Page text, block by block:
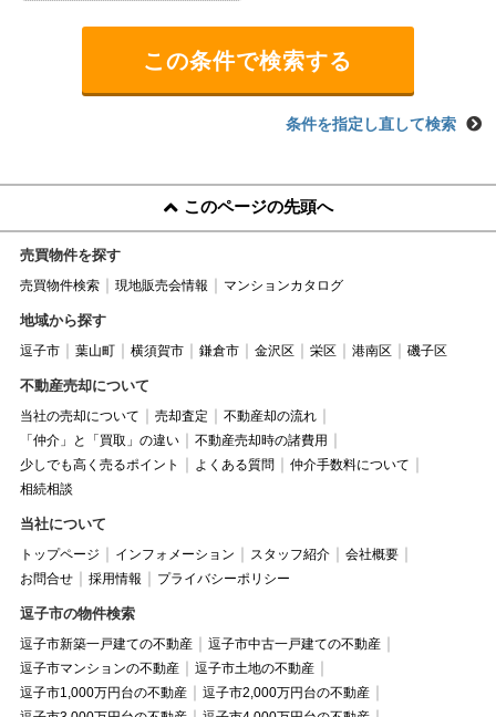
条件を指定し直して検索
このページの先頭へ
売買物件を探す
売買物件検索 現地販売会情報 マンションカタログ
地域から探す
逗子市 葉山町 横須賀市 鎌倉市 金沢区 栄区 港南区 磯子区
不動産売却について
当社の売却について 売却査定
不動産却の流れ
「仲介」と「買取」の違い
不動産売却時の諸費用
少しでも高く売るポイント
よくある質問
仲介手数料について
相続相談
当社について
トップページ インフォメーション スタッフ紹介
会社概要
お問合せ
採用情報 プライバシーポリシー
逗子市の物件検索
逗子市新築一戸建ての不動産
逗子市中古一戸建ての不動産
逗子市マンションの不動産
逗子市土地の不動産
逗子市1,000万円台の不動産
逗子市2,000万円台の不動産